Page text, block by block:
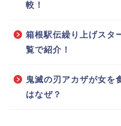
較！
箱根駅伝繰り上げスタ
覧で紹介！
鬼滅の刃アカザが女を
はなぜ？